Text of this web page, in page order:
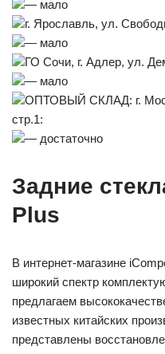
— мало
г. Ярославль, ул.
— мало
ГО Сочи, г. Адлер, ул.
— мало
ОПТОВЫЙ СКЛАД: г.
стр.1:
— достаточно
Задние
Plus
В интернет-магазине
широкий спектр
предлагаем
известных китайских
представлены